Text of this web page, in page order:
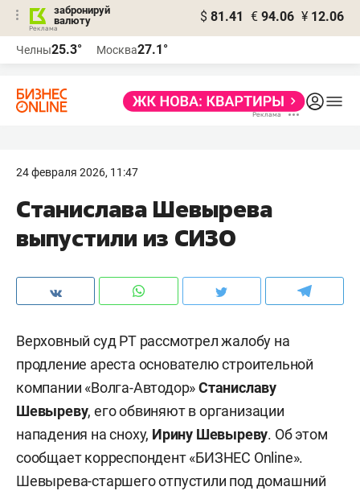
забронируй
валюту
$ 81.41 € 94.06 ¥ 12.06
Челны25.3° Москва27.1°
24 февраля 2026, 11:47
Станислава Шевырева
выпустили из СИЗО
Верховный суд РТ рассмотрел жалобу на
продление ареста основателю строительной
компании «Волга-Автодор»Станиславу
Шевыреву, его обвиняют в организации
нападения на сноху, Ирину Шевыреву. Об этом
сообщает корреспондент «БИЗНЕС Online».
Шевырева-старшего отпустили под домашний